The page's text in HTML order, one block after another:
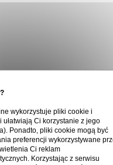
wykorzystuje pliki cookie i
Ci korzystanie z jego
Ponadto, pliki cookie mogą być
preferencji wykorzystywane
Ci reklam
Korzystając z serwisu